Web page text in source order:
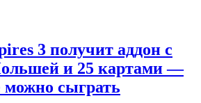
3 получит аддон с
и 25 картами —
можно сыграть